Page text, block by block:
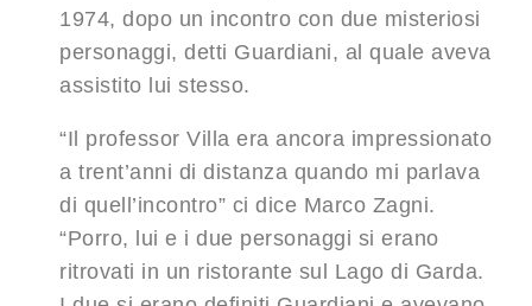
1974, dopo un incontro con due misteriosi
personaggi, detti Guardiani, al quale aveva
assistito lui stesso.
“Il professor Villa era ancora impressionato
a trent’anni di distanza quando mi parlava
di quell’incontro” ci dice Marco Zagni.
“Porro, lui e i due personaggi si erano
ritrovati in un ristorante sul Lago di Garda.